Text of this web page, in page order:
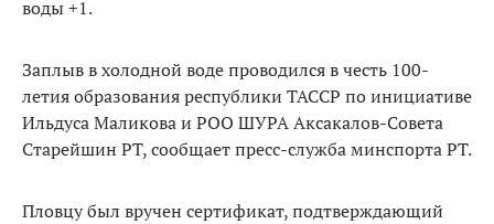
воды +1.
Заплыв в холодной воде проводился в честь 100-
летия образования республики ТАССР по инициативе
Ильдуса Маликова и РОО ШУРА Аксакалов-Совета
Старейшин РТ, сообщает пресс-служба минспорта РТ.
Пловцу был вручен сертификат, подтверждающий